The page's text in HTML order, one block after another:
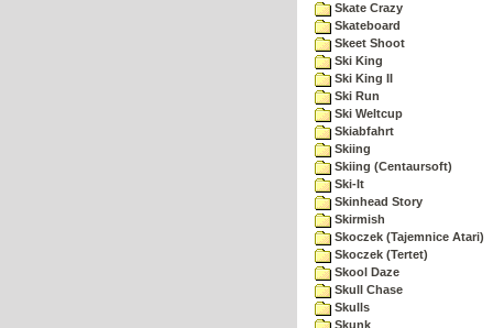
Skate Crazy
Skateboard
Skeet Shoot
Ski King
Ski King II
Ski Run
Ski Weltcup
Skiabfahrt
Skiing
Skiing (Centaursoft)
Ski-It
Skinhead Story
Skirmish
Skoczek (Tajemnice Atari)
Skoczek (Tertet)
Skool Daze
Skull Chase
Skulls
Skunk